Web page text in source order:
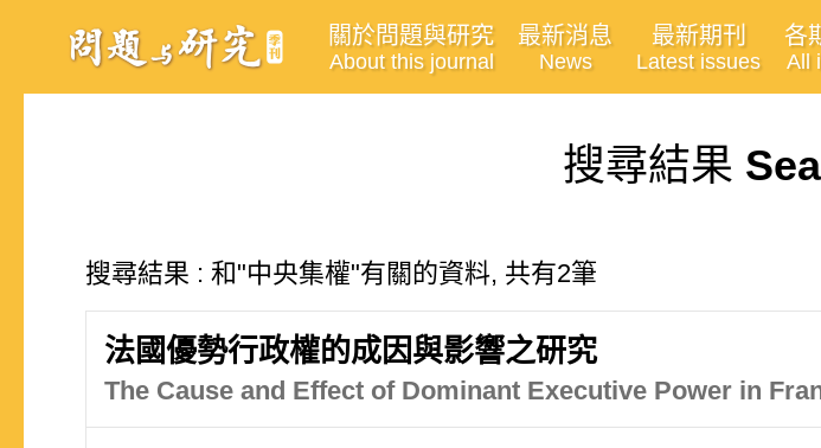
關於問題與研究
About this journal
最新消息
News
最新期刊
Latest issues
各
All
搜尋結果
搜尋結果 : 和"中央集權"有關的資料, 共有2筆
法國優勢行政權的成因與影響之研究
The Cause and Effect of Dominant Executive Power in